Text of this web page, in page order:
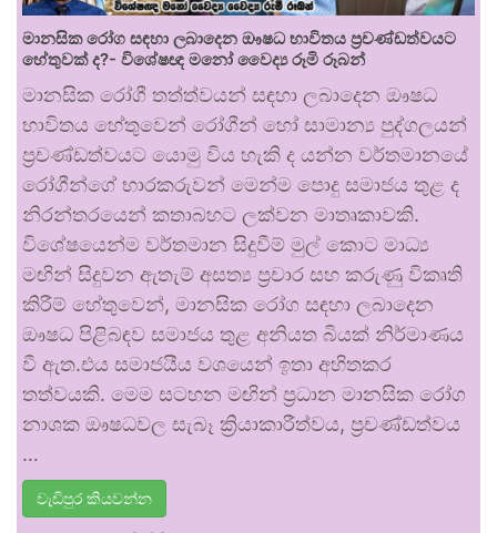
මානසික රෝග සඳහා ලබාදෙන ඖෂධ භාවිතය ප්‍රචණ්ඩත්වයට
හේතුවක් ද?- විශේෂඥ මනෝ වෛද්‍ය රූමි රූබන්
මානසික රෝගී තත්ත්වයන් සඳහා ලබාදෙන ඖෂධ
භාවිතය හේතුවෙන් රෝගීන් හෝ සාමාන්‍ය පුද්ගලයන්
ප්‍රචණ්ඩත්වයට යොමු විය හැකි ද යන්න වර්තමානයේ
රෝගීන්ගේ භාරකරුවන් මෙන්ම පොදු සමාජය තුළ ද
නිරන්තරයෙන් කතාබහට ලක්වන මාතෘකාවකි.
විශේෂයෙන්ම වර්තමාන සිදුවීම් මුල් කොට මාධ්‍ය
මඟින් සිදුවන ඇතැම් අසත්‍ය ප්‍රචාර සහ කරුණු විකෘති
කිරීම් හේතුවෙන්, මානසික රෝග සඳහා ලබාදෙන
ඖෂධ පිළිබඳව සමාජය තුළ අනියත බියක් නිර්මාණය
වී ඇත.එය සමාජයීය වශයෙන් ඉතා අහිතකර
තත්වයකි. මෙම සටහන මඟින් ප්‍රධාන මානසික රෝග
නාශක ඖෂධවල සැබෑ ක්‍රියාකාරීත්වය, ප්‍රචණ්ඩත්වය
…
වැඩිපුර කියවන්න